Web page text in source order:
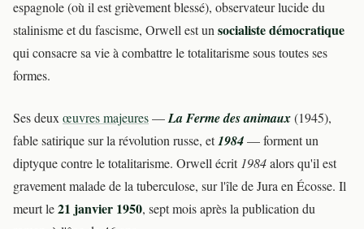
espagnole (où il est grièvement blessé), observateur lucide du
stalinisme et du fascisme, Orwell est unsocialiste démocratique
qui consacre sa vie à combattre le totalitarisme sous toutes ses
formes.
Ses deuxœuvres majeures—La Ferme des animaux(1945),
fable satirique sur la révolution russe, et1984— forment un
diptyque contre le totalitarisme. Orwell écrit1984alors qu'il est
gravement malade de la tuberculose, sur l'île de Jura en Écosse. Il
meurt le21 janvier 1950, sept mois après la publication du